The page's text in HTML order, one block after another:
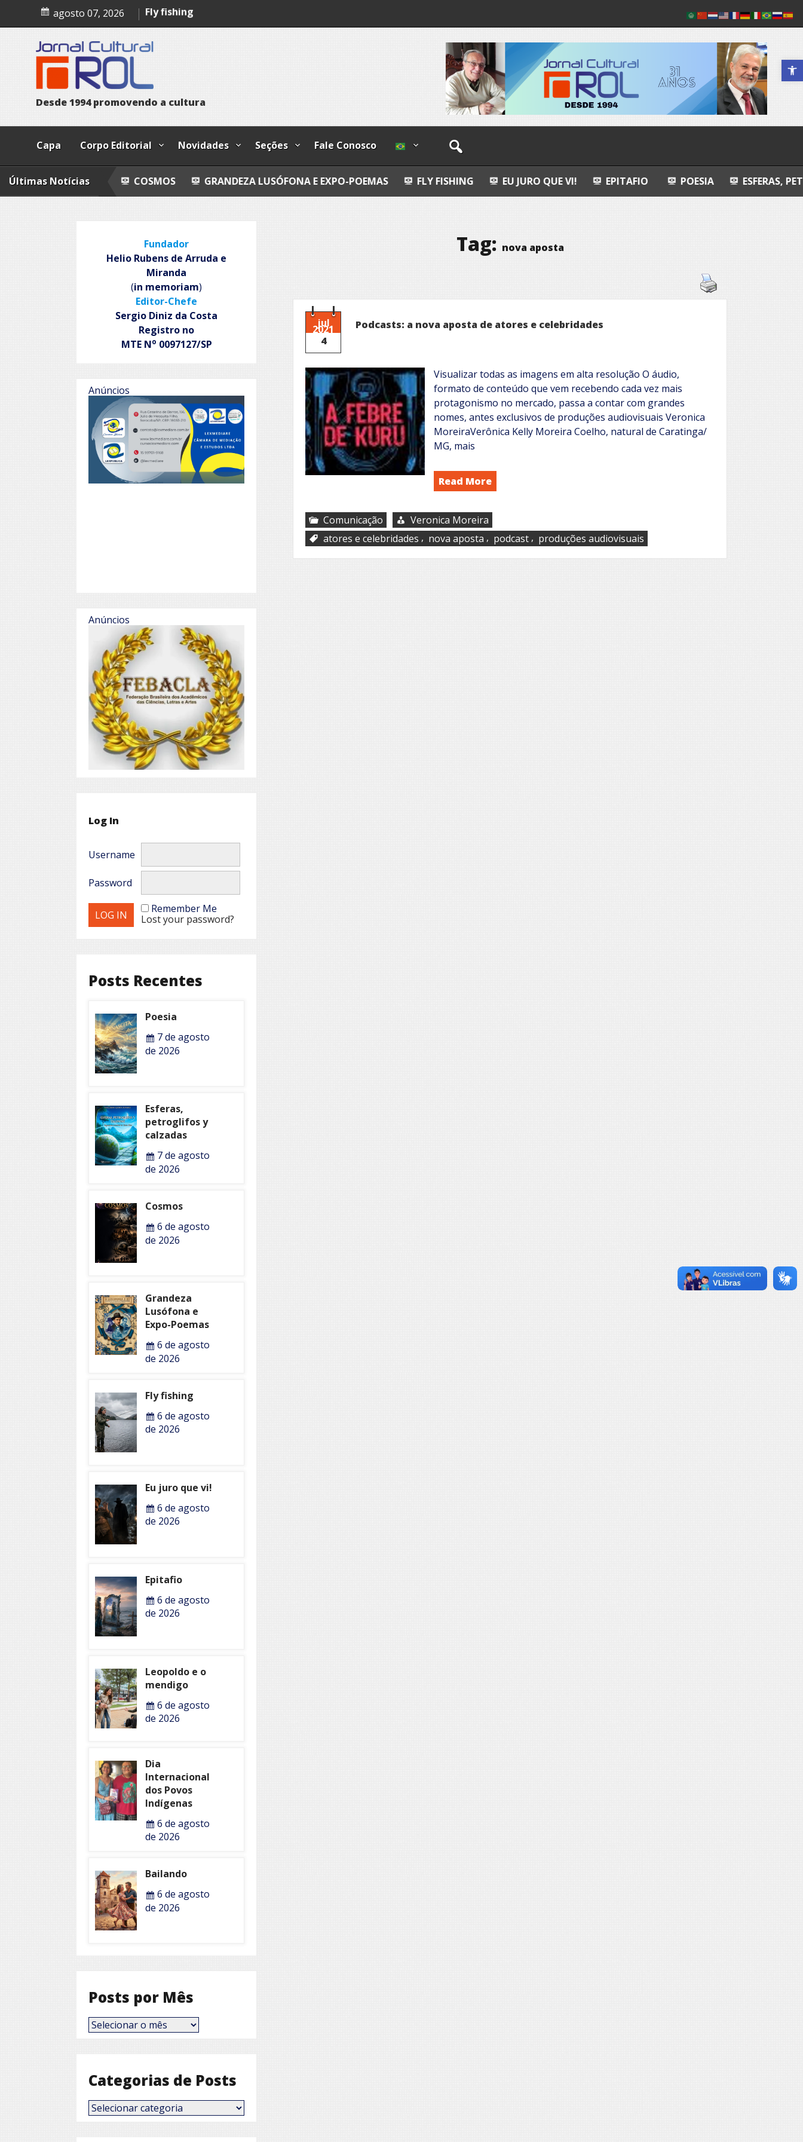
Abrir a
content
agosto 07, 2026
Poemas
Fly fishing
Eu juro que vi!
Desde1994 promovendo a cultura
Capa Corpo Editorial Novidades Seções Fale Conosco
Últimas Notícias
COSMOS GRANDEZA LUSÓFONA E EXPO-POEMAS FLY FISHING EU JURO QUE VI! EPITAFIO POESIA ESFERAS, PETROGLIFOS Y
Tag: nova aposta
jul
2021
4
Podcasts: a nova aposta de atores e celebridades
Visualizar todas as imagens em alta resolução O áudio,
formato de conteúdo que vem recebendo cada vez mais
protagonismo no mercado, passa a contar com grandes
nomes, antes exclusivos de produções audiovisuais Veronica
MoreiraVerônica Kelly Moreira Coelho, natural de Caratinga/
MG, mais
Read More
Comunicação
Veronica Moreira
atores e celebridades , nova aposta , podcast , produções audiovisuais
Fundador
Helio Rubens de Arruda e
Miranda
(in memoriam)
Editor-Chefe
Sergio Diniz da Costa
Registro no
MTE No 0097127/SP
Anúncios
Anúncios
Log In
Username
Password
Remember Me
Lost your password?
Posts Recentes
Poesia
7 de agosto
de 2026
Esferas,
petroglifos y
calzadas
7 de agosto
de 2026
Cosmos
6 de agosto
de 2026
Grandeza
Lusófona e
Expo-Poemas
6 de agosto
de 2026
Fly fishing
6 de agosto
de 2026
Eu juro que vi!
6 de agosto
de 2026
Epitafio
6 de agosto
de 2026
Leopoldo e o
mendigo
6 de agosto
de 2026
Dia
Internacional
dos Povos
Indígenas
6 de agosto
de 2026
Bailando
6 de agosto
de 2026
Posts por Mês
Posts
por
Categorias de Posts
Categorias
de